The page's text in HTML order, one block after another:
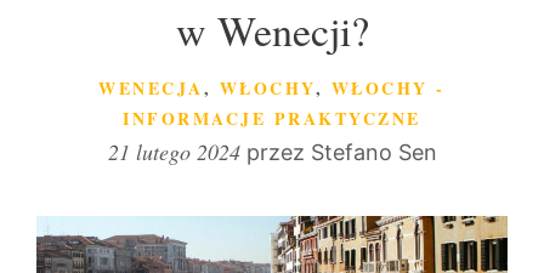
w Wenecji?
KATEGORIE
WENECJA, WŁOCHY, WŁOCHY -
INFORMACJE PRAKTYCZNE
21 lutego 2024 przez Stefano Sen